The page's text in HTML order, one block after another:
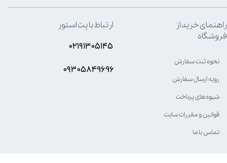
راهنمای خرید از
فروشگاه
نحوه ثبت سفارش
رویه ارسال سفارش
شیوه‌های پرداخت
قوانین و مقررات سایت
تماس با ما
ارتباط با پت استور
۰۲۱۹۱۳۰۵۱۴۵
۰۹۳۰۵8۴9696